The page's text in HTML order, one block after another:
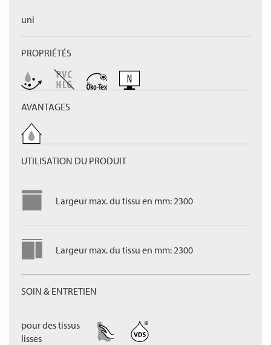
uni
PROPRIÉTÉS
AVANTAGES
UTILISATION DU PRODUIT
Largeur max. du tissu en mm: 2300
Largeur max. du tissu en mm: 2300
SOIN & ENTRETIEN
pour des tissus
lisses